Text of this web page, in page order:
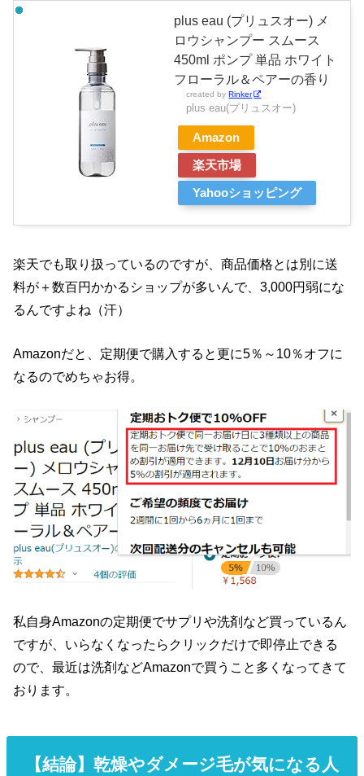
plus eau (プリュスオー) メ
ロウシャンプー スムース
450ml ポンプ 単品 ホワイト
フローラル＆ペアーの香り
created byRinker
plus eau(プリュスオー)
Amazon
楽天市場
Yahooショッピング
楽天でも取り扱っているのですが、商品価格とは別に送
料が＋数百円かかるショップが多いんで、3,000円弱にな
るんですよね（汗）
Amazonだと、定期便で購入すると更に5％～10％オフに
なるのでめちゃお得。
私自身Amazonの定期便でサプリや洗剤など買っているん
ですが、いらなくなったらクリックだけで即停止できる
ので、最近は洗剤などAmazonで買うこと多くなってきて
おります。
【結論】乾燥やダメージ毛が気になる人